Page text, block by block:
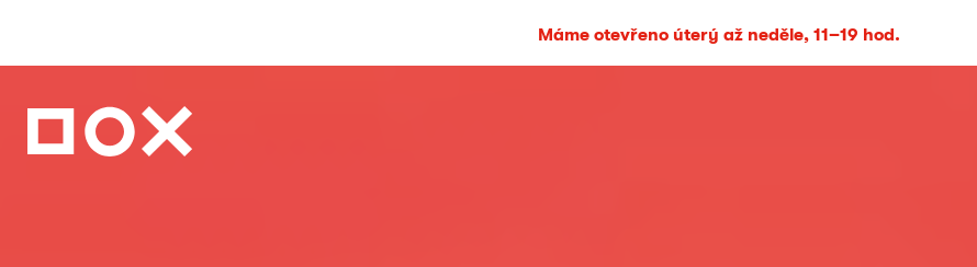
Máme otevřeno úterý až neděle, 11–19 hod.